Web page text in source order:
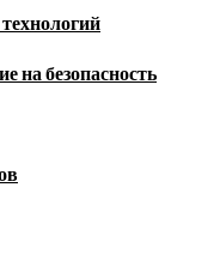
на безопасность